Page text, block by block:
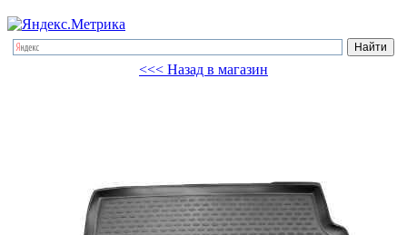
<<< Назад в магазин